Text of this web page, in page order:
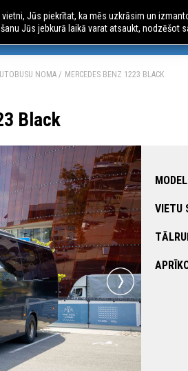
AVIO CEĻOJUMI
NOMA MERCEDES BENZ 1223 BLACK
Black
VIETU
Jūs piekrītat, ka mēs uzkrāsim un
Jūs jebkurā laikā varat atsaukt, nodzēšot